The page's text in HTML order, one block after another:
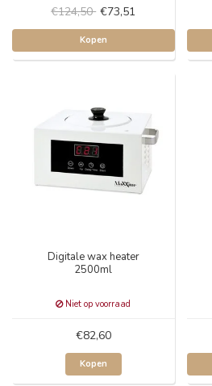
€124,50 €73,51
Kopen
Digitale wax heater
2500ml
Niet op voorraad
€82,60
Kopen